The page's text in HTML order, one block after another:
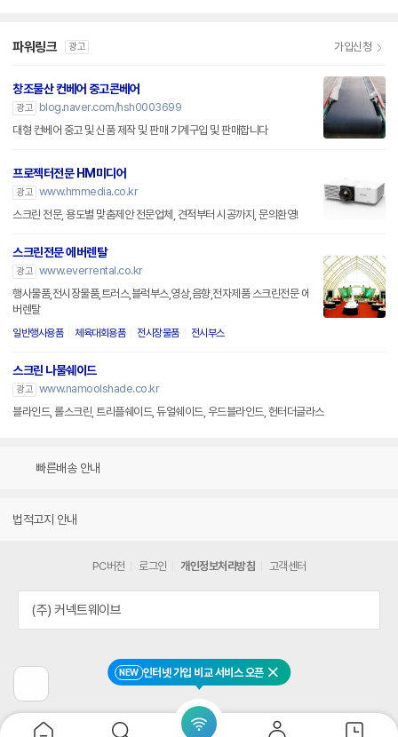
NEW 인터넷 가입 비교 서비스 오픈 닫기
파워링크 광고 가입신청
창조물산 컨베어 중고콘베어
광고
blog.naver.com/hsh0003699
대형 컨베어 중고 및 신품 제작 및 판매 기계구입 및 판매합니다
프로젝터전문 HM미디어
광고 www.hmmedia.co.kr
스크린 전문, 용도별 맞춤제안 전문업체, 견적부터 시공까지, 문의환영!
스크린전문 에버렌탈
광고 www.everrental.co.kr
행사물품,전시장물품,트러스,블럭부스,영상,음향,전자제품 스크린전문 에
버렌탈
일반행사용품 체육대회용품 전시장물품 전시부스
스크린 나물쉐이드
광고 www.namoolshade.co.kr
블라인드, 롤스크린, 트리플쉐이드, 듀얼쉐이드, 우드블라인드, 헌터더글라스
빠른배송 안내
법적고지 안내
전
페
이
PC버전 로그인 개인정보처리방침 고객센터
(주) 커넥트웨이브